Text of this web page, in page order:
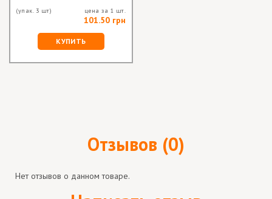
(упак. 3 шт) цена за 1 шт.
101.50 грн
КУПИТЬ
Отзывов (0)
Нет отзывов о данном товаре.